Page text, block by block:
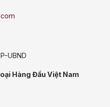
UBND
Hàng Đầu Việt Nam